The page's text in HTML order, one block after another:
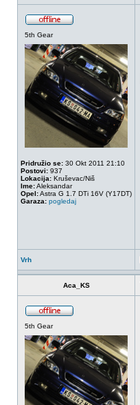
5th Gear
Pridružio se: 30 Okt 2011 21:10
Postovi: 937
Lokacija: Kruševac/Niš
Ime:Aleksandar
Opel:Astra G 1.7 DTi 16V (Y17DT)
Garaza: pogledaj
Vrh
Aca_KS
5th Gear